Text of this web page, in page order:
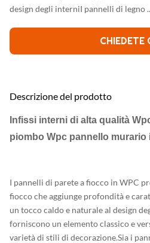
design degli interniI pannelli di legno
CHIEDETE
Descrizione del prodotto
Infissi interni di alta qualità
piombo Wpc pannello murario
I pannelli di parete a fiocco in WPC
fiocco che aggiunge profondità e
un tocco caldo e naturale al design
forniscono un elemento classico e
varietà di stili di decorazione.Sia i